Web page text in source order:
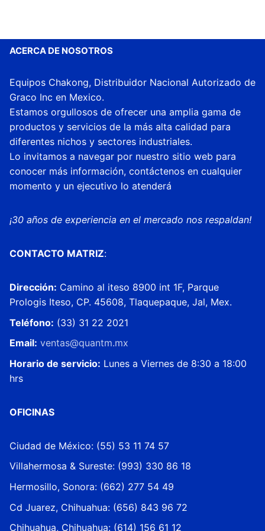
ACERCA DE NOSOTROS
Equipos Chakong, Distribuidor Nacional Autorizado de
Graco Inc en Mexico.
Estamos orgullosos de ofrecer una amplia gama de
productos y servicios de la más alta calidad para
diferentes nichos y sectores industriales.
Lo invitamos a navegar por nuestro sitio web para
conocer más información, contáctenos en cualquier
momento y un ejecutivo lo atenderá
¡30 años de experiencia en el mercado nos respaldan!
CONTACTO MATRIZ:
Dirección: Camino al iteso 8900 int 1F, Parque
Prologis Iteso, CP. 45608, Tlaquepaque, Jal, Mex.
Teléfono: (33) 31 22 2021
Email: ventas@quantm.mx
Horario de servicio: Lunes a Viernes de 8:30 a 18:00
hrs
OFICINAS
Ciudad de México: (55) 53 11 74 57
Villahermosa & Sureste: (993) 330 86 18
Hermosillo, Sonora: (662) 277 54 49
Cd Juarez, Chihuahua: (656) 843 96 72
Chihuahua, Chihuahua: (614) 156 61 12